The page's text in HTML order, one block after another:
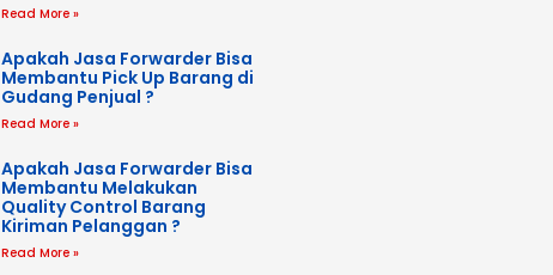
Read More »
Apakah Jasa Forwarder Bisa
Membantu Pick Up Barang di
Gudang Penjual ?
Read More »
Apakah Jasa Forwarder Bisa
Membantu Melakukan
Quality Control Barang
Kiriman Pelanggan ?
Read More »